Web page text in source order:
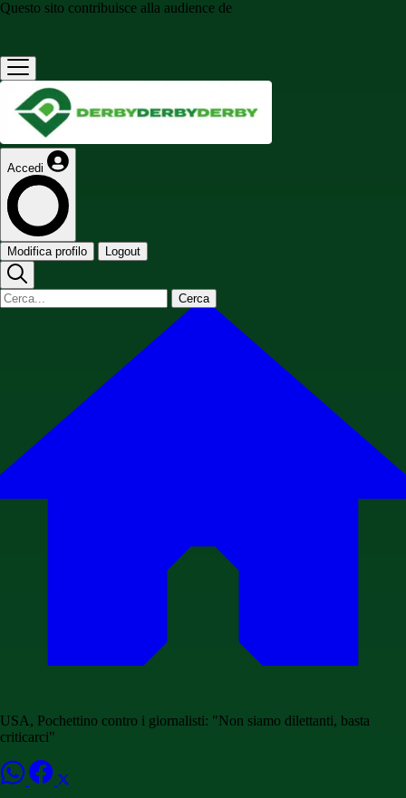
Questo sito contribuisce alla audience de
Accedi
Modifica profilo Logout
Cerca
USA, Pochettino contro i giornalisti: "Non siamo dilettanti, basta
criticarci"